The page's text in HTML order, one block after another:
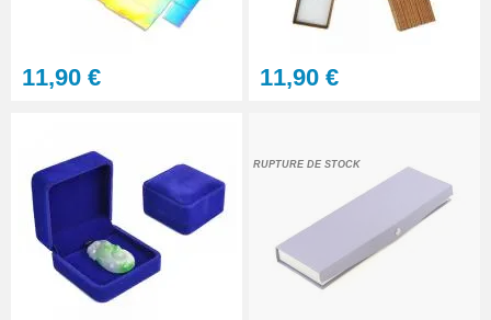
11,90 € 11,90 €
RUPTURE DE STOCK